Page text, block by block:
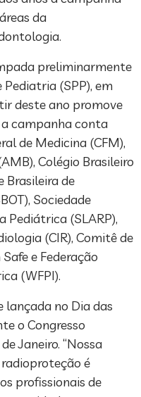
da
preliminarmente
(SPP), em
deste ano promove
campanha conta
de Medicina (CFM),
Colégio Brasileiro
Brasileira de
Sociedade
Pediátrica (SLARP),
(CIR), Comitê de
e Federação
(WFPI).
no Dia das
o Congresso
Janeiro. “Nossa
é
profissionais de